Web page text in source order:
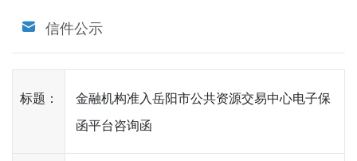
信件公示
标题：
金融机构准入岳阳市公共资源交易中心电子保
函平台咨询函